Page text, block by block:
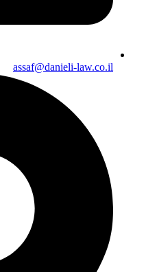
assaf@danieli-law.co.il